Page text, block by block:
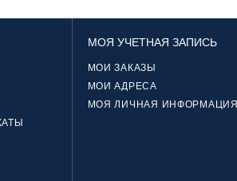
МОЯ УЧЕТНАЯ ЗАПИСЬ
МОИ ЗАКАЗЫ
МОИ АДРЕСА
МОЯ ЛИЧНАЯ ИНФОРМАЦИЯ